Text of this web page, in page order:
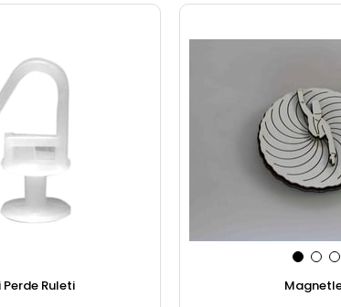
Ekle Sepete
Perde Ruleti